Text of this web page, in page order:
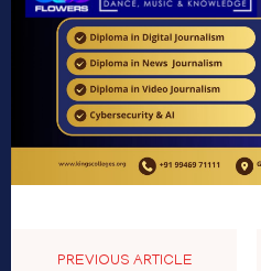
PREVIOUS ARTICLE